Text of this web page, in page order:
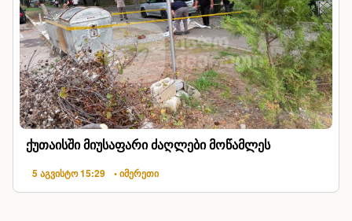
ქუთაისში მიუსაფარი ძაღლები მოწამლეს
5 აგვისტო 15:29 • იმერეთი